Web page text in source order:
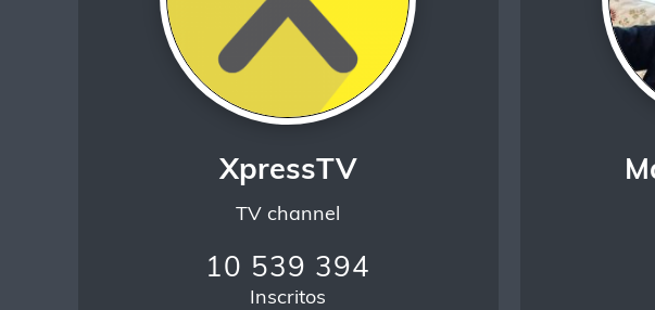
XpressTV
TV channel
10 539 394
Inscritos